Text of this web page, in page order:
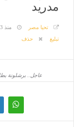
مدريد
تحيا مصر منذ 3 أشهر
تبليغ
حذف
عاجل.. برشلونة بطلاً لـ الدوري